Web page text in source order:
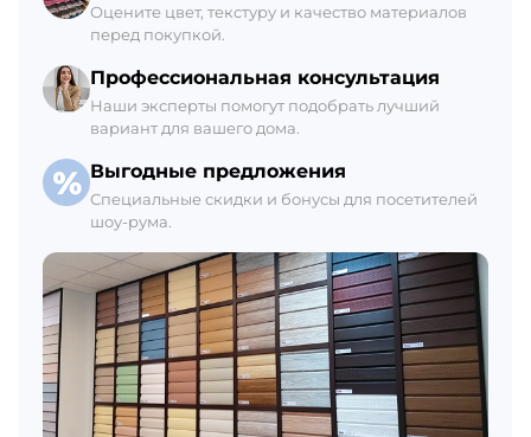
+7 (812) 309-42-27, доб. 6
Ежедневно с 8:00 до 21:00
В наличии 515 М2
Оцените цвет, текстуру и качество материалов
перед покупкой.
Профессиональная консультация
Наши эксперты помогут подобрать лучший
вариант для вашего дома.
Выгодные предложения
Специальные скидки и бонусы для посетителей
шоу-рума.